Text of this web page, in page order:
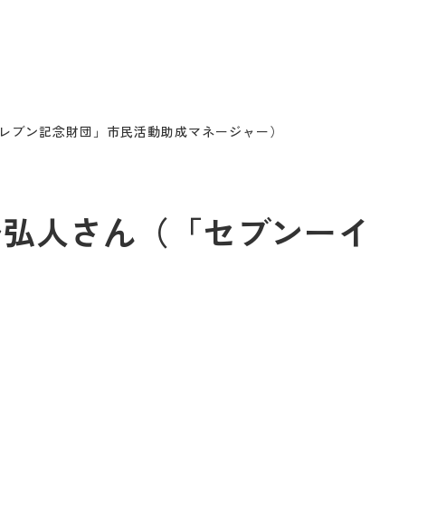
ン記念財団」市民活動助成マネージャー）
さん（「セブンーイ